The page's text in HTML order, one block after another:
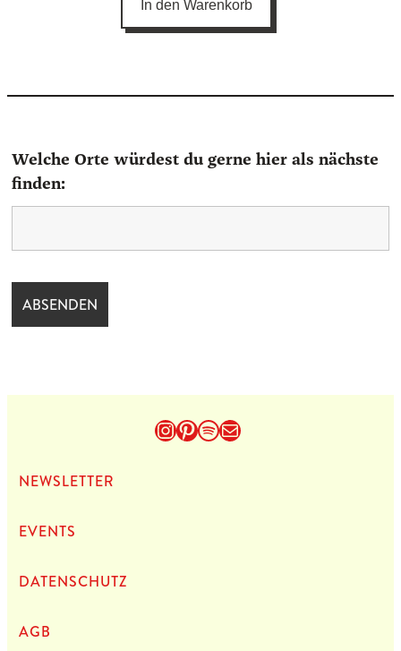
In den Warenkorb
Welche Orte würdest du gerne hier als nächste
finden:
Instagram
Pinterest
Spotify
E-Mail
NEWS­LET­TER
EVENTS
DATEN­SCHUTZ
AGB